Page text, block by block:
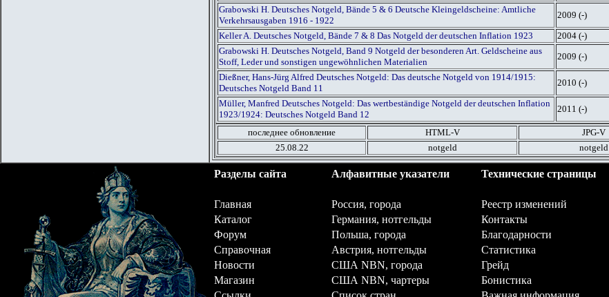
Grabowski H. Deutsches Notgeld, Bände 5 & 6 Deutsche Kleingeldscheine: Amtliche
Verkehrsausgaben 1916 - 1922
2009 (-)
Keller A. Deutsches Notgeld, Bände 7 & 8 Das Notgeld der deutschen Inflation 1923
2004 (-)
Grabowski H. Deutsches Notgeld, Band 9 Notgeld der besonderen Art. Geldscheine aus
Stoff, Leder und sonstigen ungewöhnlichen Materialien
2009 (-)
Dießner, Hans-Jürg Alfred Deutsches Notgeld: Das deutsche Notgeld von 1914/1915:
Deutsches Notgeld Band 11
2010 (-)
Müller, Manfred Deutsches Notgeld: Das wertbeständige Notgeld der deutschen Inflation
1923/1924: Deutsches Notgeld Band 12
2011 (-)
последнее обновление HTML-V JPG-V
25.08.22
notgeld notgeld
Разделы сайта Алфавитные указатели Технические страницы
Главная Россия, города
Реестр изменений
Каталог
Германия, нотгельды
Контакты
Форум
Польша, города
Благодарности
Справочная
Австрия, нотгельды
Статистика
Новости
США NBN, города
Грейд
Магазин
США NBN, чартеры
Бонистика